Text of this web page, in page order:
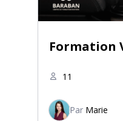
Formation
11
Par Marie